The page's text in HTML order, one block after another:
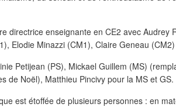
directrice enseignante en CE2 avec Audrey
Elodie Minazzi (CM1), Claire Geneau
Petijean (PS), Mickael Guillem (MS)
de Noël), Matthieu Pincivy pour la MS et GS.
est étoffée de plusieurs personnes : en